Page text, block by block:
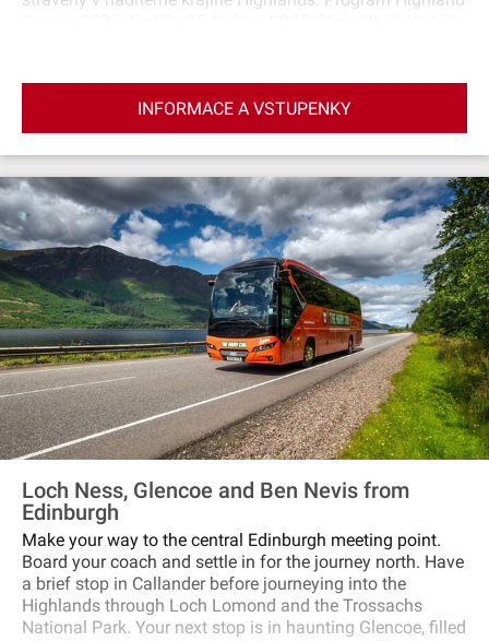
2025: Crieff Sobota 6. září 2025: Braemar Sobota 13. září
2025: PitlocheryINFORMACE A VSTUPENKY
Loch Ness, Glencoe and Ben Nevis from
Edinburgh
Make your way to the central Edinburgh meeting point.
Board your coach and settle in for the journey north. Have
a brief stop in Callander before journeying into the
Highlands through Loch Lomond and the Trossachs
National Park. Your next stop is in haunting Glencoe, filled